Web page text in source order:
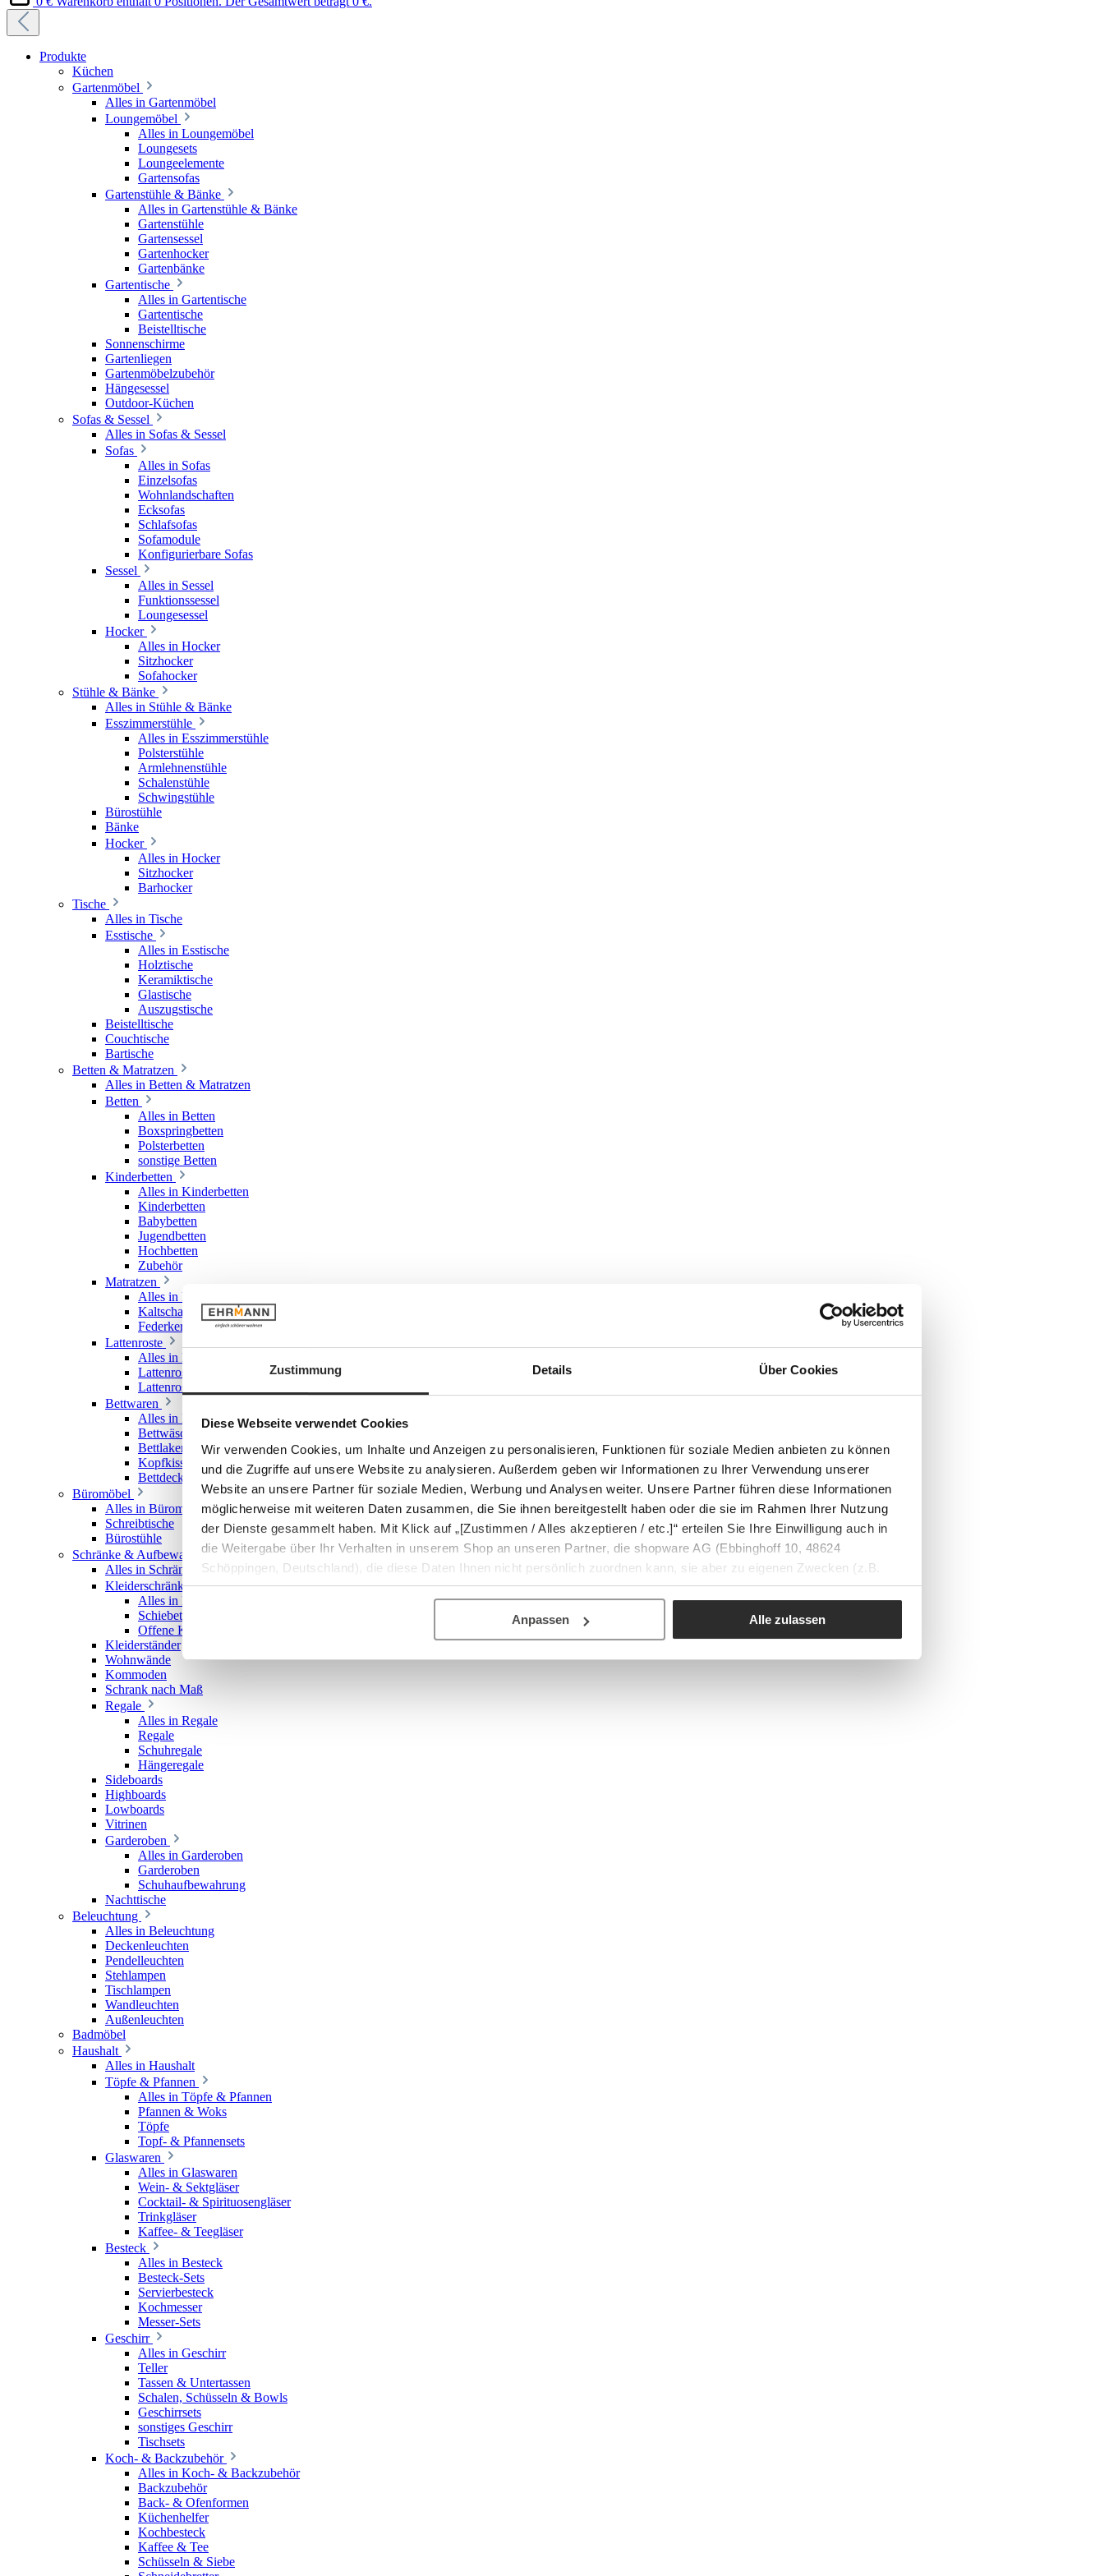
Zustimmung Details Über Cookies
Diese Webseite verwendet Cookies
Wir verwenden Cookies, um Inhalte und Anzeigen zu personalisieren, Funktionen für soziale Medien anbieten zu können
und die Zugriffe auf unsere Website zu analysieren. Außerdem geben wir Informationen zu Ihrer Verwendung unserer
Website an unsere Partner für soziale Medien, Werbung und Analysen weiter. Unsere Partner führen diese Informationen
möglicherweise mit weiteren Daten zusammen, die Sie ihnen bereitgestellt haben oder die sie im Rahmen Ihrer Nutzung
der Dienste gesammelt haben. Mit Klick auf „[Zustimmen / Alles akzeptieren / etc.]“ erteilen Sie Ihre Einwilligung auch in
die Weitergabe über Ihr Verhalten in unserem Shop an unseren Partner, die shopware AG (Ebbinghoff 10, 48624
Schöppingen, Deutschland), die diese Daten Ihnen nicht persönlich zuordnen kann, sie aber zu eigenen Zwecken (z.B.
Produktverbesserungen, Marktverhaltensanalysen) verarbeiten darf.
Anpassen Alle zulassen
Produkte
Küchen
Gartenmöbel
Alles in Gartenmöbel
Loungemöbel
Alles in Loungemöbel
Loungesets
Loungeelemente
Gartensofas
Gartenstühle & Bänke
Alles in Gartenstühle & Bänke
Gartenstühle
Gartensessel
Gartenhocker
Gartenbänke
Gartentische
Alles in Gartentische
Gartentische
Beistelltische
Sonnenschirme
Gartenliegen
Gartenmöbelzubehör
Hängesessel
Outdoor-Küchen
Sofas & Sessel
Alles in Sofas & Sessel
Sofas
Alles in Sofas
Einzelsofas
Wohnlandschaften
Ecksofas
Schlafsofas
Sofamodule
Konfigurierbare Sofas
Sessel
Alles in Sessel
Funktionssessel
Loungesessel
Hocker
Alles in Hocker
Sitzhocker
Sofahocker
Stühle & Bänke
Alles in Stühle & Bänke
Esszimmerstühle
Alles in Esszimmerstühle
Polsterstühle
Armlehnenstühle
Schalenstühle
Schwingstühle
Bürostühle
Bänke
Hocker
Alles in Hocker
Sitzhocker
Barhocker
Tische
Alles in Tische
Esstische
Alles in Esstische
Holztische
Keramiktische
Glastische
Auszugstische
Beistelltische
Couchtische
Bartische
Betten & Matratzen
Alles in Betten & Matratzen
Betten
Alles in Betten
Boxspringbetten
Polsterbetten
sonstige Betten
Kinderbetten
Alles in Kinderbetten
Kinderbetten
Babybetten
Jugendbetten
Hochbetten
Zubehör
Matratzen
Alles in Matratzen
Kaltschaummatratzen
Federkernmatratzen
Lattenroste
Alles in Lattenroste
Lattenroste starr
Lattenroste verstellbar
Bettwaren
Alles in Bettwaren
Bettwäsche
Bettlaken & Spannlaken
Kopfkissen
Bettdecken
Büromöbel
Alles in Büromöbel
Schreibtische
Bürostühle
Schränke & Aufbewahrung
Alles in Schränke & Aufbewahrung
Kleiderschränke
Alles in Kleiderschränke
Schiebetürenschränke
Offene Kleiderschränke
Kleiderständer
Wohnwände
Kommoden
Schrank nach Maß
Regale
Alles in Regale
Regale
Schuhregale
Hängeregale
Sideboards
Highboards
Lowboards
Vitrinen
Garderoben
Alles in Garderoben
Garderoben
Schuhaufbewahrung
Nachttische
Beleuchtung
Alles in Beleuchtung
Deckenleuchten
Pendelleuchten
Stehlampen
Tischlampen
Wandleuchten
Außenleuchten
Badmöbel
Haushalt
Alles in Haushalt
Töpfe & Pfannen
Alles in Töpfe & Pfannen
Pfannen & Woks
Töpfe
Topf- & Pfannensets
Glaswaren
Alles in Glaswaren
Wein- & Sektgläser
Cocktail- & Spirituosengläser
Trinkgläser
Kaffee- & Teegläser
Besteck
Alles in Besteck
Besteck-Sets
Servierbesteck
Kochmesser
Messer-Sets
Geschirr
Alles in Geschirr
Teller
Tassen & Untertassen
Schalen, Schüsseln & Bowls
Geschirrsets
sonstiges Geschirr
Tischsets
Koch- & Backzubehör
Alles in Koch- & Backzubehör
Backzubehör
Back- & Ofenformen
Küchenhelfer
Kochbesteck
Kaffee & Tee
Schüsseln & Siebe